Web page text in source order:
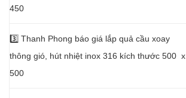
450
3️⃣ Thanh Phong báo giá lắp quả cầu xoay
thông gió, hút nhiệt inox 316 kích thước 500 x
500